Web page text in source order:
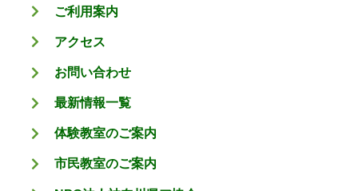
ご利用案内
アクセス
お問い合わせ
最新情報一覧
体験教室のご案内
市民教室のご案内